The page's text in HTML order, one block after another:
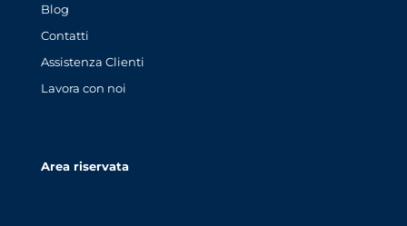
Blog
Contatti
Assistenza Clienti
Lavora con noi
Area riservata